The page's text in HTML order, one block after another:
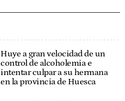
Huye a gran velocidad de un
control de alcoholemia e
intentar culpar a su hermana
en la provincia de Huesca